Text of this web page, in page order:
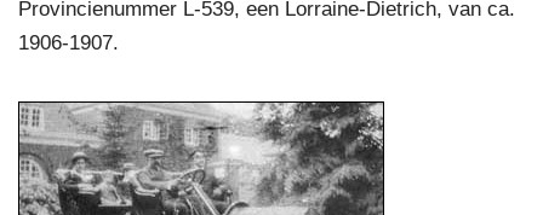
Provincienummer L-539, een Lorraine-Dietrich, van ca.
1906-1907.